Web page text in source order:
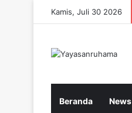
Kamis, Juli 30 2026
Beranda News